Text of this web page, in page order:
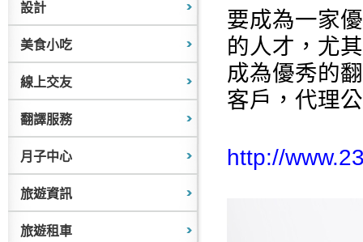
設計
美食小吃
線上交友
翻譯服務
月子中心
旅遊資訊
旅遊租車
要成為一家
的人才，尤
成為優秀的
客戶，代理
http://